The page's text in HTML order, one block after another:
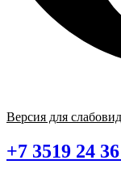
Версия для
+7 3519 24